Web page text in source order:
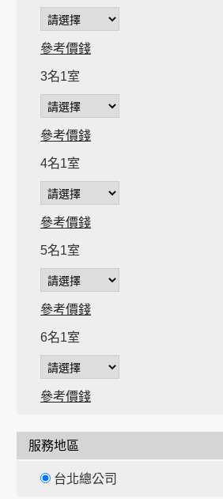
參考價錢
3名1室
參考價錢
4名1室
參考價錢
5名1室
參考價錢
6名1室
參考價錢
服務地區
台北總公司